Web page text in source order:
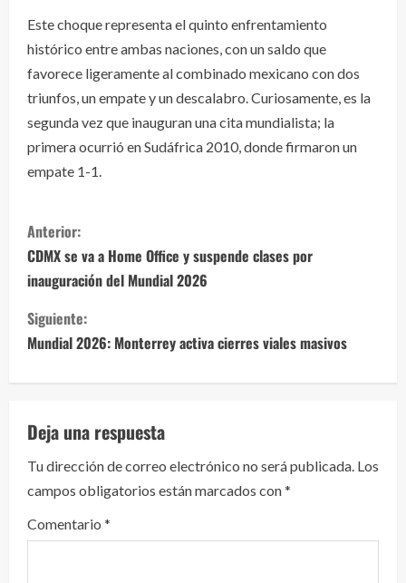
Este choque representa el quinto enfrentamiento
histórico entre ambas naciones, con un saldo que
favorece ligeramente al combinado mexicano con dos
triunfos, un empate y un descalabro. Curiosamente, es la
segunda vez que inauguran una cita mundialista; la
primera ocurrió en Sudáfrica 2010, donde firmaron un
empate 1-1.
S
i
g
u
e
l
e
y
e
Anterior:
CDMX se va a Home Office y suspende clases por
inauguración del Mundial 2026
Siguiente:
Mundial 2026: Monterrey activa cierres viales masivos
Deja una respuesta
Tu dirección de correo electrónico no será publicada. Los
campos obligatorios están marcados con*
Comentario *